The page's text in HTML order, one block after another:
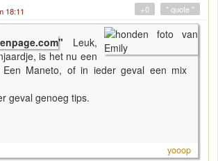
18:11 " quote "
+0
" Leuk,
is het nu een
Een Maneto, of in ieder geval een mix
geval genoeg tips.
yooop